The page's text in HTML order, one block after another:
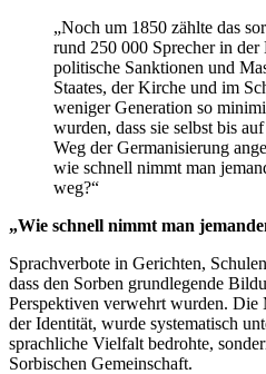
„Noch um 1850 zählte das
rund 250 000 Sprecher in der
politische Sanktionen und
Staates, der Kirche und im
weniger Generation so
wurden, dass sie selbst bis
Weg der Germanisierung
wie schnell nimmt man
weg?“
„Wie schnell nimmt man
Sprachverbote in Gerichten,
dass den Sorben grundlegende
Perspektiven verwehrt wurden. Die
der Identität, wurde systematisch
sprachliche Vielfalt bedrohte,
Sorbischen Gemeinschaft.